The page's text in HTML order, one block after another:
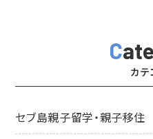
カテ
セブ島親子留学・親子移住